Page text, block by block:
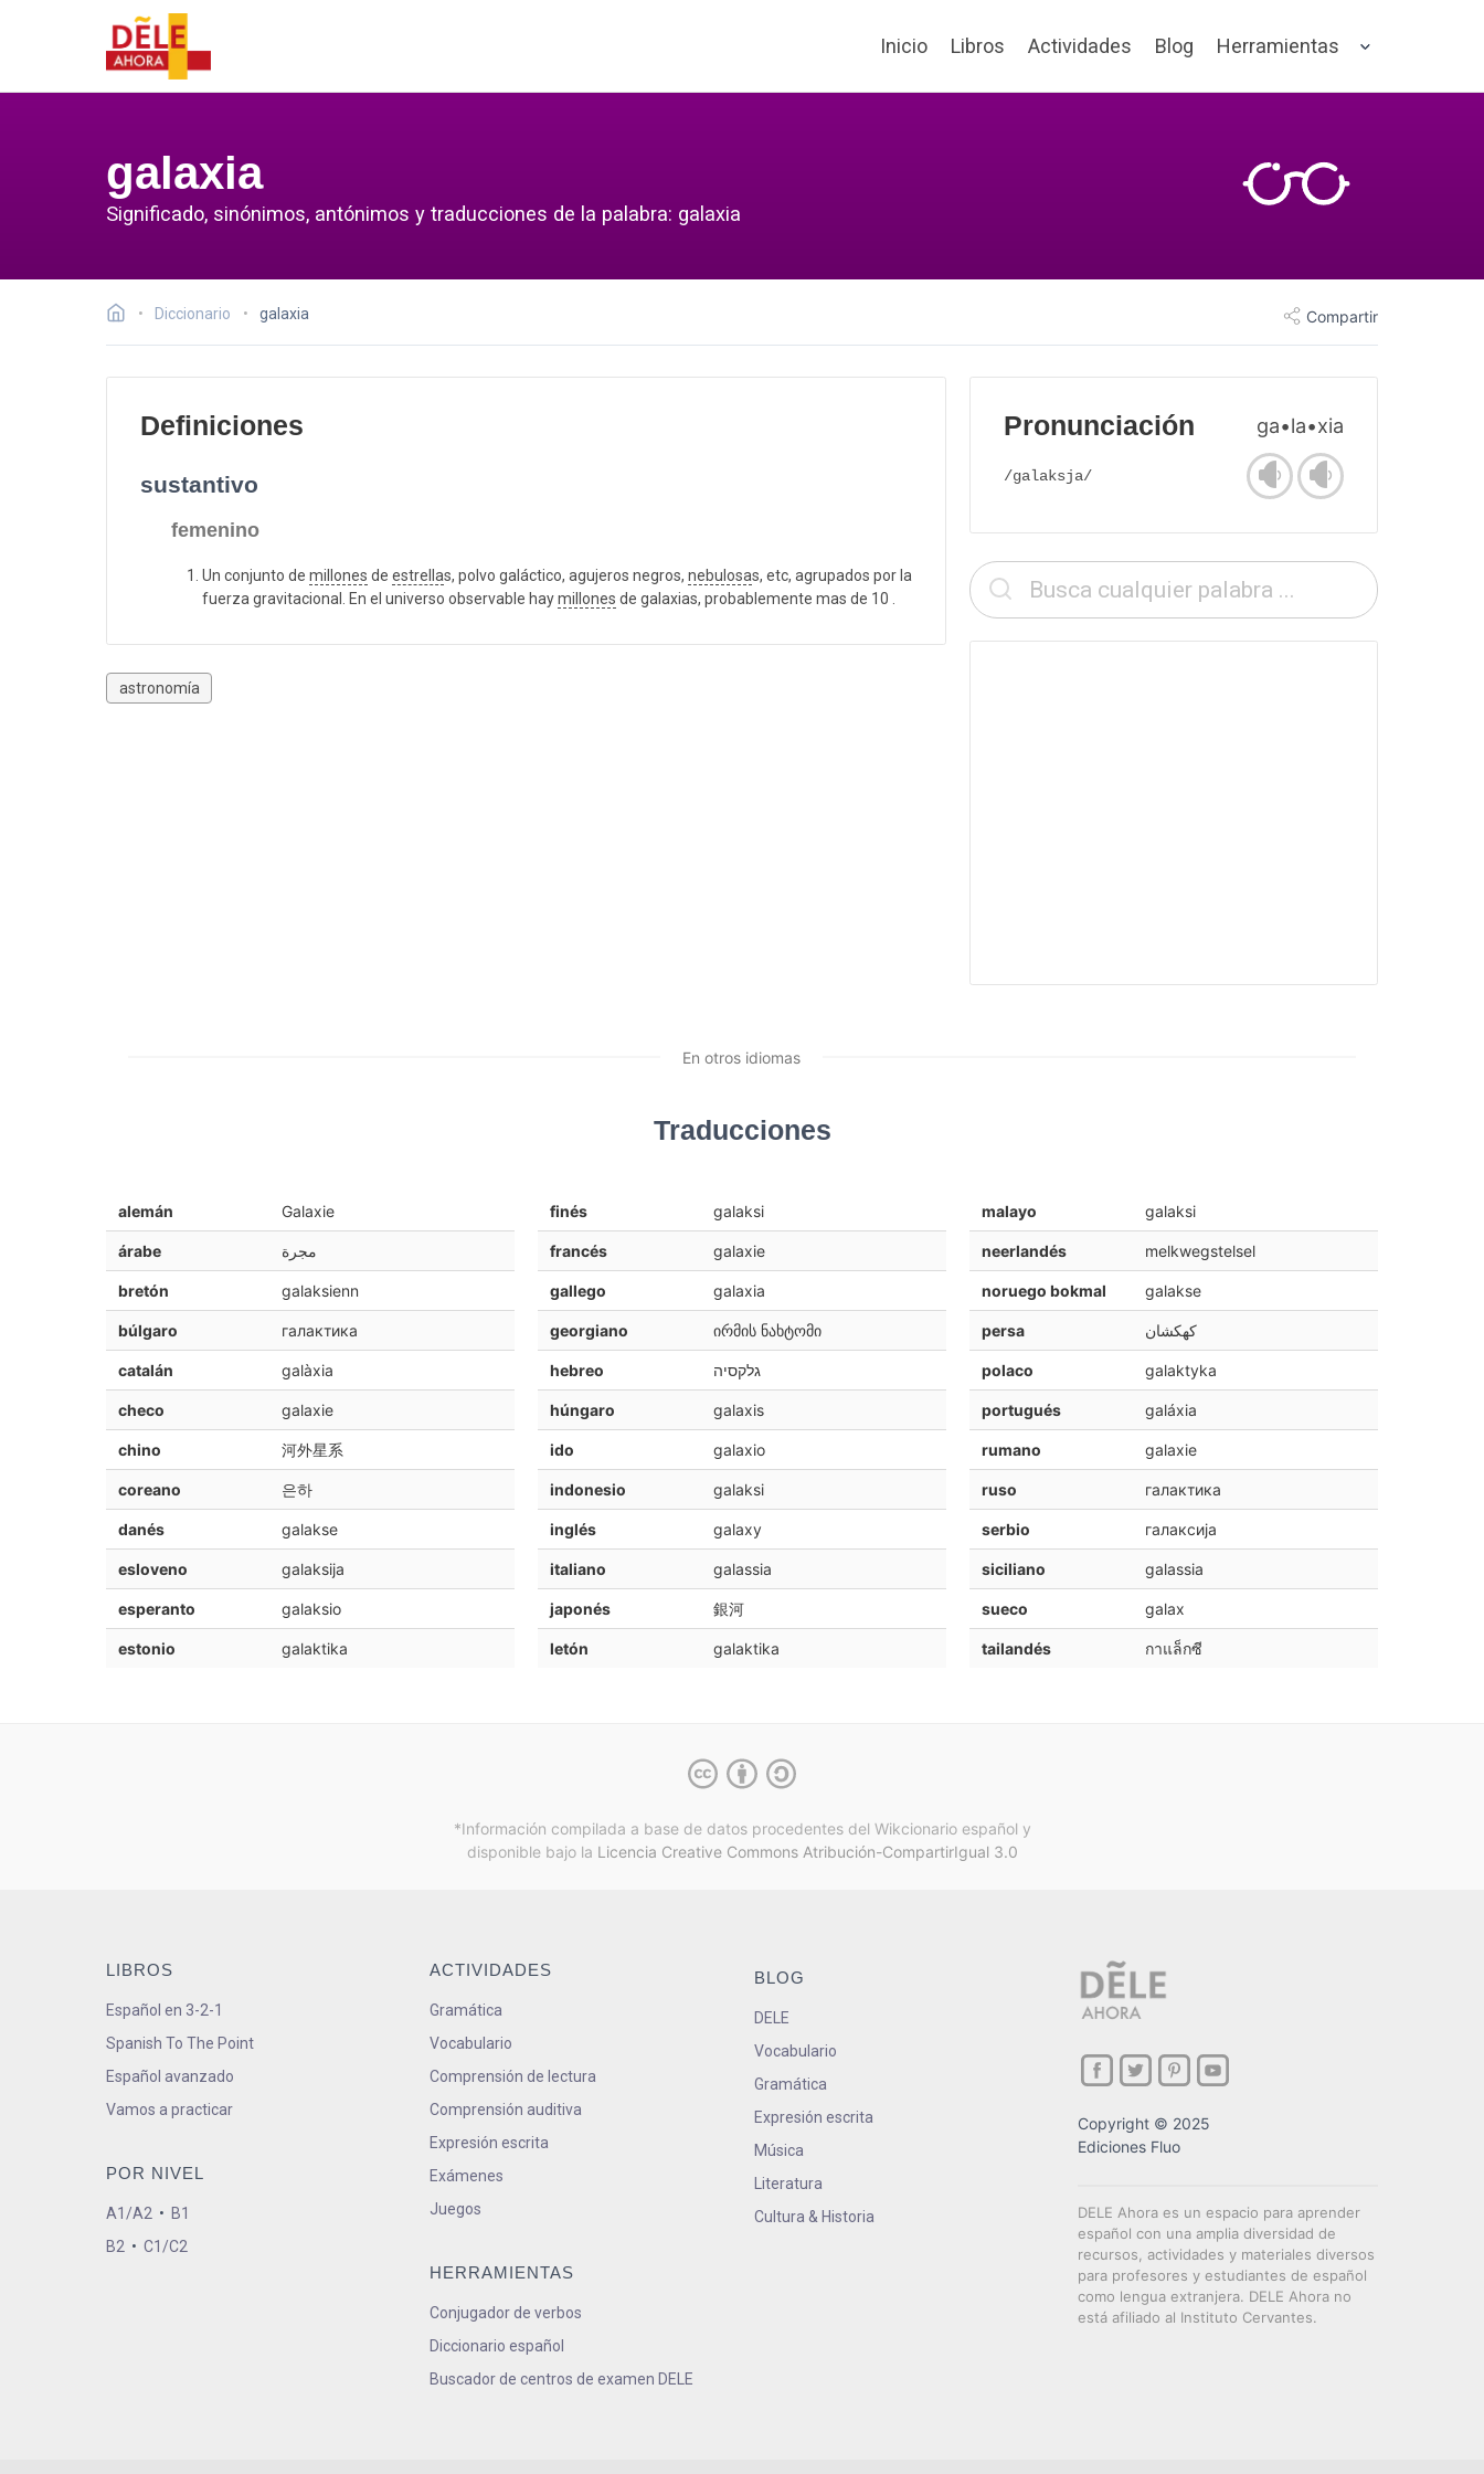
Inicio Libros Actividades Blog Herramientas
galaxia
Significado, sinónimos, antónimos y traducciones de la palabra: galaxia
Diccionario galaxia Compartir
Definiciones
sustantivo
femenino
Un conjunto de millones de estrellas, polvo galáctico, agujeros negros, nebulosas, etc, agrupados por la
fuerza gravitacional. En el universo observable haymillones de galaxias, probablemente mas de 10 .
astronomía
Pronunciación ga•la•xia
/galaksja/
En otros idiomas
Traducciones
alemán Galaxie
árabe مجرة
bretón galaksienn
búlgaro галактика
catalán galàxia
checo galaxie
chino 河外星系
coreano 은하
danés galakse
esloveno galaksija
esperanto galaksio
estonio galaktika
finés galaksi
francés galaxie
gallego galaxia
georgiano ირმის ნახტომი
hebreo גלקסיה
húngaro galaxis
ido galaxio
indonesio galaksi
inglés galaxy
italiano galassia
japonés 銀河
letón galaktika
malayo galaksi
neerlandés melkwegstelsel
noruego bokmal galakse
persa کهکشان
polaco galaktyka
portugués galáxia
rumano galaxie
ruso галактика
serbio галаксија
siciliano galassia
sueco galax
tailandés กาแล็กซี
*Información compilada a base de datos procedentes del Wikcionario español y
disponible bajo la Licencia Creative Commons Atribución-CompartirIgual 3.0
LIBROS
Español en 3-2-1
Spanish To The Point
Español avanzado
Vamos a practicar
POR NIVEL
A1/A2 • B1
B2 • C1/C2
ACTIVIDADES
Gramática
Vocabulario
Comprensión de lectura
Comprensión auditiva
Expresión escrita
Exámenes
Juegos
HERRAMIENTAS
Conjugador de verbos
Diccionario español
Buscador de centros de examen DELE
BLOG
DELE
Vocabulario
Gramática
Expresión escrita
Música
Literatura
Cultura & Historia
Copyright © 2025
Ediciones Fluo
DELE Ahora es un espacio para aprender
español con una amplia diversidad de
recursos, actividades y materiales diversos
para profesores y estudiantes de español
como lengua extranjera. DELE Ahora no
está afiliado al Instituto Cervantes.